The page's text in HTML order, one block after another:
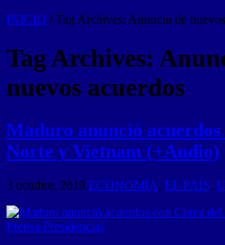
INICIO / Tag Archives: Anuncio de
Tag Archives:
nuevos acuerdos
Maduro anunció acuerdos
Norte y Vietnam (+Audio)
3 octubre, 2019 ECONOMÍA, EL PAÍS,